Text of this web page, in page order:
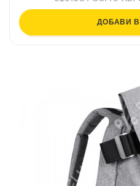
ДОБАВИ В